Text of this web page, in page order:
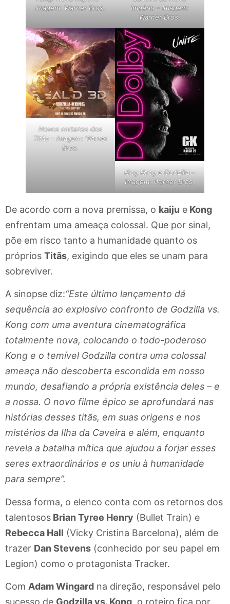
Imagem: Warner Bros.
Império – Imagem:
Warner Bros.
Novos cartazes dos
Titãs – Imagem: Warner
Bros.
King Kong e Godzilla –
Imagem: Warner Bros.
De acordo com a nova premissa, o kaiju e Kong
enfrentam uma ameaça colossal. Que por sinal,
põe em risco tanto a humanidade quanto os
próprios Titãs, exigindo que eles se unam para
sobreviver.
A sinopse diz:“Este último lançamento dá
sequência ao explosivo confronto de Godzilla vs.
Kong com uma aventura cinematográfica
totalmente nova, colocando o todo-poderoso
Kong e o temível Godzilla contra uma colossal
ameaça não descoberta escondida em nosso
mundo, desafiando a própria existência deles – e
a nossa. O novo filme épico se aprofundará nas
histórias desses titãs, em suas origens e nos
mistérios da Ilha da Caveira e além, enquanto
revela a batalha mítica que ajudou a forjar esses
seres extraordinários e os uniu à humanidade
para sempre”.
Dessa forma, o elenco conta com os retornos dos
talentosos Brian Tyree Henry (Bullet Train) e
Rebecca Hall (Vicky Cristina Barcelona), além de
trazer Dan Stevens (conhecido por seu papel em
Legion) como o protagonista Tracker.
Com Adam Wingard na direção, responsável pelo
sucesso de Godzilla vs. Kong, o roteiro fica por